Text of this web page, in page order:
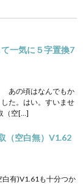
一気に５字置換7
あの頃はなんでもか
た。はい。すいませ
（空[…]
（空白無）V1.62
有)V1.61も十分つか